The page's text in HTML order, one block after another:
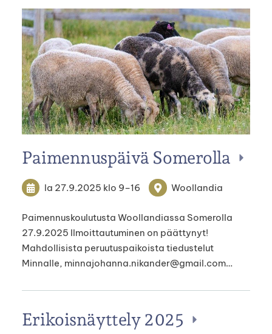
Paimennuspäivä Somerolla
la 27.9.2025 klo 9–16 Woollandia
Paimennuskoulutusta Woollandiassa Somerolla
27.9.2025 Ilmoittautuminen on päättynyt!
Mahdollisista peruutuspaikoista tiedustelut
Minnalle, minnajohanna.nikander@gmail.com…
Erikoisnäyttely 2025